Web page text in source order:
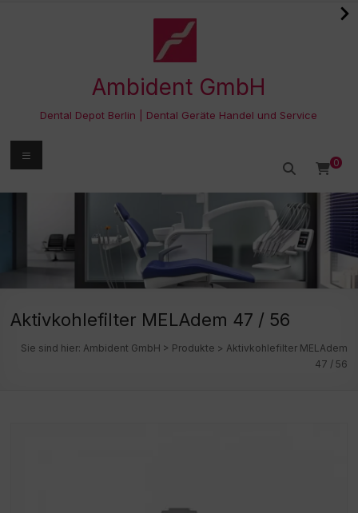
Ambident GmbH
Dental Depot Berlin | Dental Geräte Handel und Service
0
Menü
Aktivkohlefilter MELAdem 47 / 56
Sie sind hier: Ambident GmbH > Produkte > Aktivkohlefilter MELAdem
47 / 56